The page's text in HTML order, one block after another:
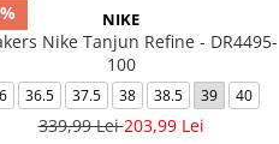
NIKE
Nike Tanjun Refine - DR4495-
100
36.5 37.5 38 38.5 39 40
339,99 Lei203,99 Lei